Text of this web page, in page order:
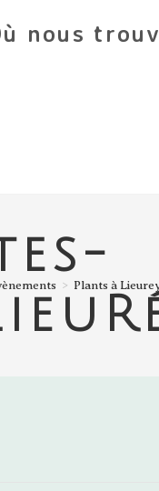
nous
> Plants à